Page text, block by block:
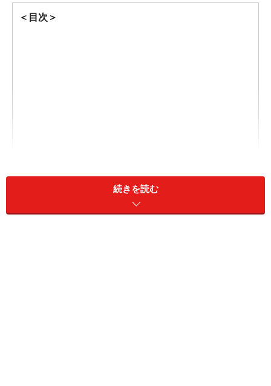
＜目次＞
育ちの違いは、幼稚園か保育園の違いよりも親の違いの
続きを読む